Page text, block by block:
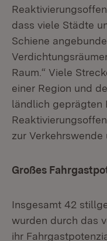
dass viele Städte
Schiene
Raum.“ Viele
einer Region und
ländlich geprägten
zur Verkehrswende
Großes
Insgesamt 42
wurden durch das
ihr